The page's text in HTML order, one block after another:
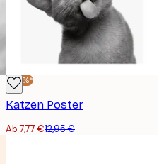
-40%*
Katzen Poster
Ab 7,77 €12,95 €